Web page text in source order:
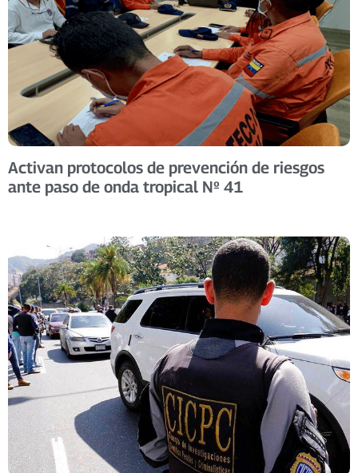
Activan protocolos de prevención de riesgos
ante paso de onda tropical Nº 41